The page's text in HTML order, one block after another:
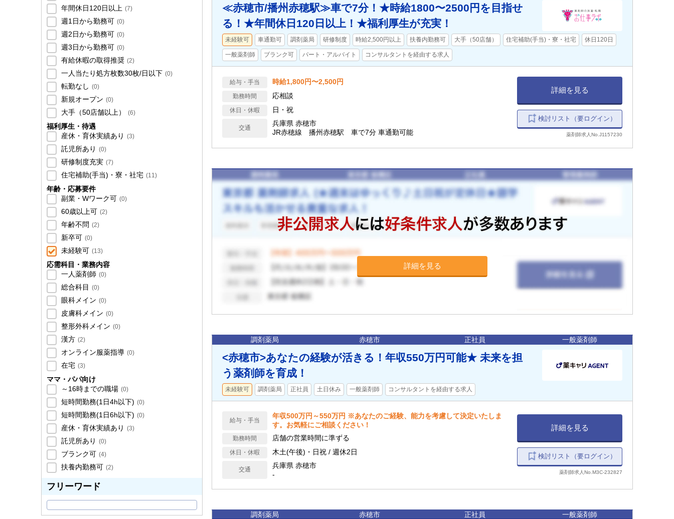
年間休日120日以上 (7)
週1日から勤務可 (0)
週2日から勤務可 (0)
週3日から勤務可 (0)
有給休暇の取得推奨 (2)
一人当たり処方枚数30枚/日以下 (0)
転勤なし (0)
新規オープン (0)
大手（50店舗以上） (6)
福利厚生・待遇
産休・育休実績あり (3)
託児所あり (0)
研修制度充実 (7)
住宅補助(手当)・寮・社宅 (11)
年齢・応募要件
副業・Wワーク可 (0)
60歳以上可 (2)
年齢不問 (2)
新卒可 (0)
未経験可 (13)
応需科目・業務内容
一人薬剤師 (0)
総合科目 (0)
眼科メイン (0)
皮膚科メイン (0)
整形外科メイン (0)
漢方 (2)
オンライン服薬指導 (0)
在宅 (3)
ママ・パパ向け
～16時までの職場 (0)
短時間勤務(1日4h以下) (0)
短時間勤務(1日6h以下) (0)
産休・育休実績あり (3)
託児所あり (0)
ブランク可 (4)
扶養内勤務可 (2)
フリーワード
≪赤穂市/播州赤穂駅≫車で7分！★時給1800〜2500円を目指せ
る！★年間休日120日以上！★福利厚生が充実！
未経験可 車通勤可 調剤薬局 研修制度 時給2,500円以上 扶養内勤務可 大手（50店舗） 住宅補助(手当)・寮・社宅 休日120日
一般薬剤師 ブランク可 パート・アルバイト コンサルタントを経由する求人
給与・手当 時給1,800円〜2,500円
勤務時間 応相談
休日・休暇 日・祝
交通
兵庫県 赤穂市
JR赤穂線 播州赤穂駅 車で7分 車通勤可能
詳細を見る
検討リスト（要ログイン）
薬剤師求人No.J1157230
詳細を見る
調剤薬局 赤穂市 正社員 一般薬剤師
<赤穂市>あなたの経験が活きる！年収550万円可能★ 未来を担
う薬剤師を育成！
未経験可 調剤薬局 正社員 土日休み 一般薬剤師 コンサルタントを経由する求人
給与・手当
年収500万円～550万円 ※あなたのご経験、能力を考慮して決定いたしま
す。お気軽にご相談ください！
勤務時間 店舗の営業時間に準ずる
休日・休暇 木土(午後)・日祝 / 週休2日
交通
兵庫県 赤穂市
-
詳細を見る
検討リスト（要ログイン）
薬剤師求人No.M3C-232827
調剤薬局 赤穂市 正社員 一般薬剤師